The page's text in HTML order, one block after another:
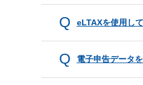
eLTAXを使用し
電子申告データ